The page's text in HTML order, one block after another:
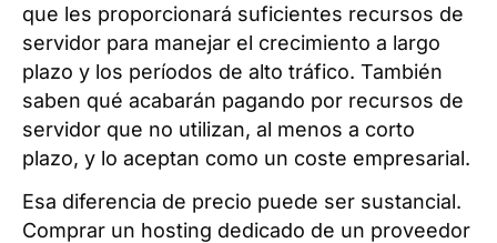
que les proporcionará suficientes recursos de
servidor para manejar el crecimiento a largo
plazo y los períodos de alto tráfico. También
saben qué acabarán pagando por recursos de
servidor que no utilizan, al menos a corto
plazo, y lo aceptan como un coste empresarial.
Esa diferencia de precio puede ser sustancial.
Comprar un hosting dedicado de un proveedor